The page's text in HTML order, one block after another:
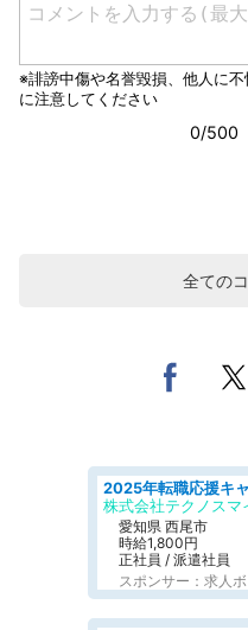
全ての
株式会社テクノスマ
愛知県 西尾市
時給1,800円
正社員 / 派遣社員
スポンサー：求人